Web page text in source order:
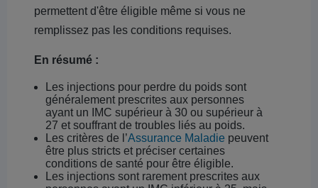
permettent d'être éligible même si vous ne
remplissez pas les conditions requises.
En résumé :
Les injections pour perdre du poids sont
généralement prescrites aux personnes
ayant un IMC supérieur à 30 ou supérieur à
27 et souffrant de troubles liés au poids.
Les critères de l’Assurance Maladie peuvent
être plus stricts et préciser certaines
conditions de santé pour être éligible.
Les injections sont rarement prescrites aux